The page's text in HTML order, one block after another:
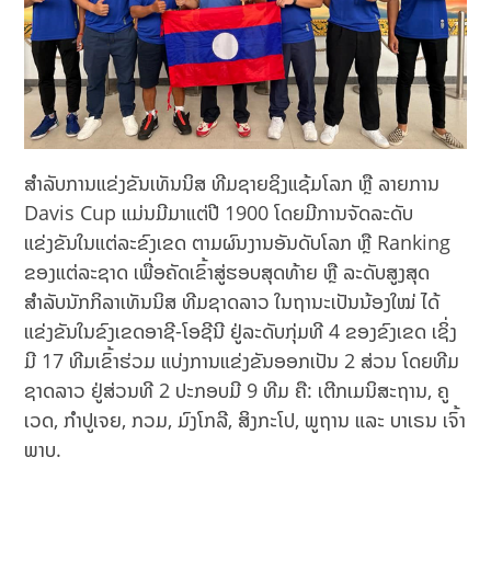
ສຳລັບການແຂ່ງຂັນເທັນນິສ ທີມຊາຍຊິງແຊ້ມໂລກ ຫຼື ລາຍການ
Davis Cup ແມ່ນມີມາແຕ່ປີ 1900 ໂດຍມີການຈັດລະດັບ
ແຂ່ງຂັນໃນແຕ່ລະຂົງເຂດ ຕາມຜົນງານອັນດັບໂລກ ຫຼື Ranking
ຂອງແຕ່ລະຊາດ ເພື່ອຄັດເຂົ້າສູ່ຮອບສຸດທ້າຍ ຫຼື ລະດັບສູງສຸດ
ສຳລັບນັກກິລາເທັນນິສ ທີມຊາດລາວ ໃນຖານະເປັນນ້ອງໃໝ່ ໄດ້
ແຂ່ງຂັນໃນຂົງເຂດອາຊີ-ໂອຊີນີ ຢູ່ລະດັບກຸ່ມທີ 4 ຂອງຂົງເຂດ ເຊິ່ງ
ມີ 17 ທີມເຂົ້າຮ່ວມ ແບ່ງການແຂ່ງຂັນອອກເປັນ 2 ສ່ວນ ໂດຍທີມ
ຊາດລາວ ຢູ່ສ່ວນທີ 2 ປະກອບມີ 9 ທີມ ຄື: ເຕີກເມນິສະຖານ, ຄູ
ເວດ, ກຳປູເຈຍ, ກວມ, ມົງໂກລີ, ສິງກະໂປ, ພູຖານ ແລະ ບາເຣນ ເຈົ້າ
ພາບ.